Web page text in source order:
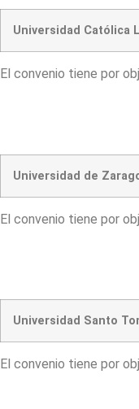
Universidad Católica
El convenio tiene por
Universidad de
El convenio tiene por
Universidad Santo
El convenio tiene por